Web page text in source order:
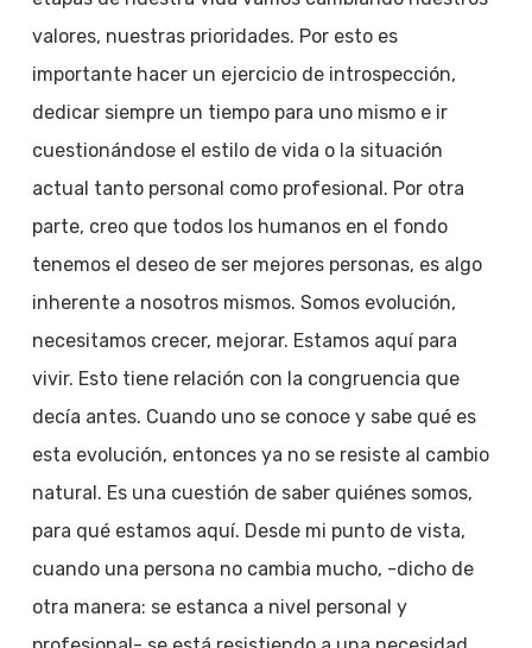
valores, nuestras prioridades. Por esto es
importante hacer un ejercicio de introspección,
dedicar siempre un tiempo para uno mismo e ir
cuestionándose el estilo de vida o la situación
actual tanto personal como profesional. Por otra
parte, creo que todos los humanos en el fondo
tenemos el deseo de ser mejores personas, es algo
inherente a nosotros mismos. Somos evolución,
necesitamos crecer, mejorar. Estamos aquí para
vivir. Esto tiene relación con la congruencia que
decía antes. Cuando uno se conoce y sabe qué es
esta evolución, entonces ya no se resiste al cambio
natural. Es una cuestión de saber quiénes somos,
para qué estamos aquí. Desde mi punto de vista,
cuando una persona no cambia mucho, -dicho de
otra manera: se estanca a nivel personal y